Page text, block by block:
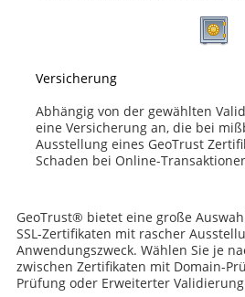
Versicherung
Abhängig von der gewählten
eine Versicherung an, die bei
Ausstellung eines GeoTrust
Schaden bei Online-
GeoTrust® bietet eine große
SSL-Zertifikaten mit rascher
Anwendungszweck. Wählen Sie je
zwischen Zertifikaten mit Domain-
Prüfung oder Erweiterter